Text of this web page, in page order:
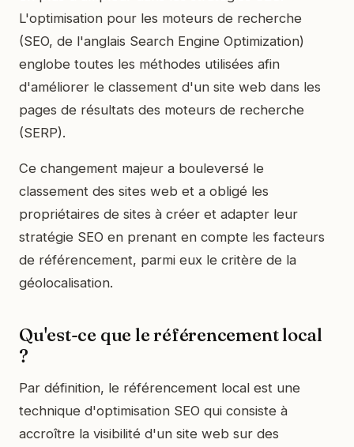
L'optimisation pour les moteurs de recherche
(SEO, de l'anglais Search Engine Optimization)
englobe toutes les méthodes utilisées afin
d'améliorer le classement d'un site web dans les
pages de résultats des moteurs de recherche
(SERP).
Ce changement majeur a bouleversé le
classement des sites web et a obligé les
propriétaires de sites à créer et adapter leur
stratégie SEO en prenant en compte les facteurs
de référencement, parmi eux le critère de la
géolocalisation.
Qu'est-ce que le référencement local
?
Par définition, le référencement local est une
technique d'optimisation SEO qui consiste à
accroître la visibilité d'un site web sur des